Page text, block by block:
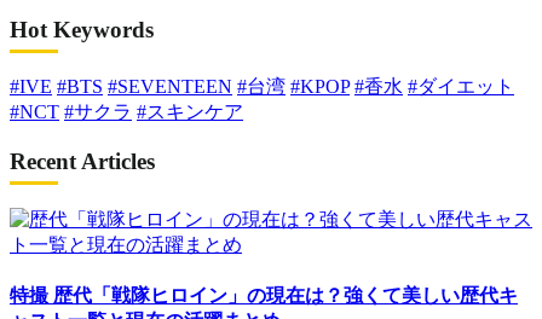
Hot Keywords
#IVE #BTS #SEVENTEEN #台湾 #KPOP #香水 #ダイエット
#NCT #サクラ #スキンケア
Recent Articles
特撮 歴代「戦隊ヒロイン」の現在は？強くて美しい歴代キ